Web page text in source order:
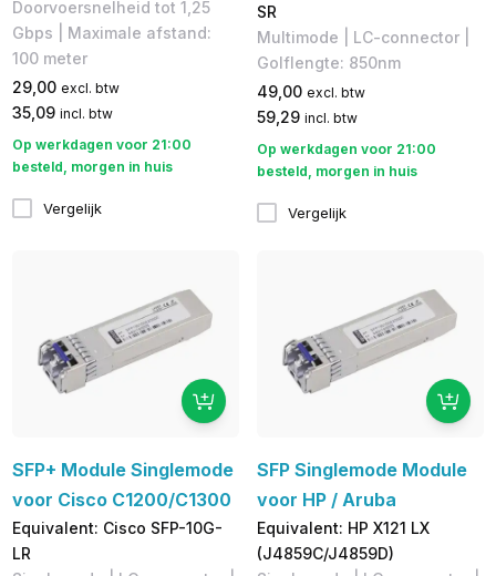
Doorvoersnelheid tot 1,25
Gbps | Maximale afstand:
100 meter
29,00 excl. btw
35,09 incl. btw
Op werkdagen voor 21:00
besteld, morgen in huis
Vergelijk
SR
Multimode | LC-connector |
Golflengte: 850nm
49,00 excl. btw
59,29 incl. btw
Op werkdagen voor 21:00
besteld, morgen in huis
Vergelijk
SFP+ Module Singlemode
voor Cisco C1200/C1300
Equivalent: Cisco SFP-10G-
LR
SFP Singlemode Module
voor HP / Aruba
Equivalent: HP X121 LX
(J4859C/J4859D)